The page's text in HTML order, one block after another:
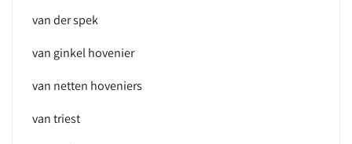
van der spek
van ginkel hovenier
van netten hoveniers
van triest